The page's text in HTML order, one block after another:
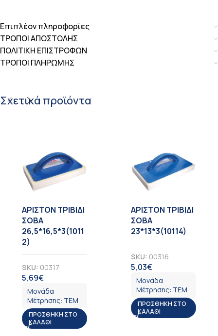
Επιπλέον πληροφορίες
ΤΡΟΠΟΙ ΑΠΟΣΤΟΛΗΣ
ΠΟΛΙΤΙΚΗ ΕΠΙΣΤΡΟΦΩΝ
ΤΡΟΠΟΙ ΠΛΗΡΩΜΗΣ
Σχετικά προϊόντα
ΑΡΙΣΤΟΝ ΤΡΙΒΙΔΙ
ΣΟΒΑ
26,5*16,5*3(1011
2)
SKU: 00317
5,69€
Μονάδα
Μέτρησης: ΤΕΜ
ΠΡΟΣΘΉΚΗ ΣΤΟ
ΚΑΛΆΘΙ
ΑΡΙΣΤΟΝ ΤΡΙΒΙΔΙ
ΣΟΒΑ
23*13*3(10114)
SKU: 00316
5,03€
Μονάδα
Μέτρησης: ΤΕΜ
ΠΡΟΣΘΉΚΗ ΣΤΟ
ΚΑΛΆΘΙ